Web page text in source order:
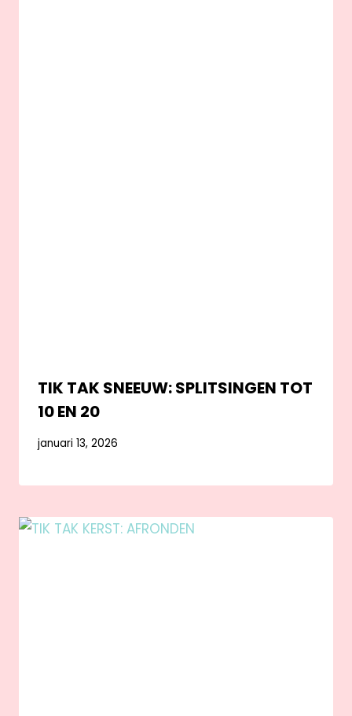
TIK TAK SNEEUW: SPLITSINGEN TOT
10 EN 20
januari 13, 2026